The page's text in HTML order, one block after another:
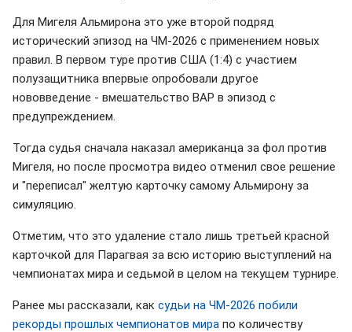
Для Мигеля Альмирона это уже второй подряд
исторический эпизод на ЧМ-2026 с применением новых
правил. В первом туре против США (1:4) с участием
полузащитника впервые опробовали другое
нововведение - вмешательство ВАР в эпизод с
предупреждением.
Тогда судья сначала наказал американца за фол против
Мигеля, но после просмотра видео отменил свое решение
и "переписал" желтую карточку самому Альмирону за
симуляцию.
Отметим, что это удаление стало лишь третьей красной
карточкой для Парагвая за всю историю выступлений на
чемпионатах мира и седьмой в целом на текущем турнире.
Ранее мы рассказали, как судьи на ЧМ-2026 побили
рекорды прошлых чемпионатов мира по количеству